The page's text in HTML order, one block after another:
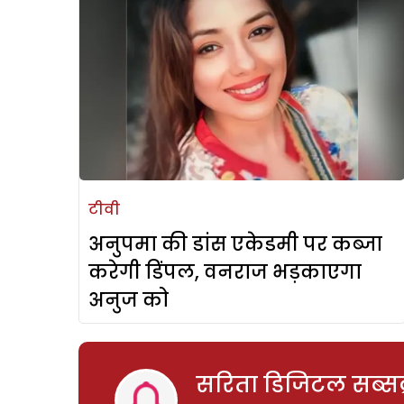
टीवी
अनुपमा की डांस एकेडमी पर कब्जा
करेगी डिंपल, वनराज भड़काएगा
अनुज को
सरिता डिजिटल